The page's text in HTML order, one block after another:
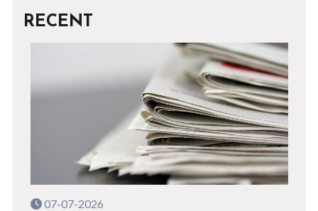
RECENT
07-07-2026